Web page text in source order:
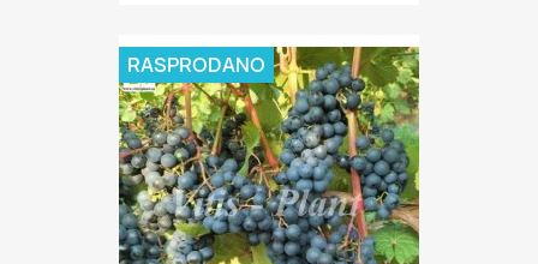
RASPRODANO